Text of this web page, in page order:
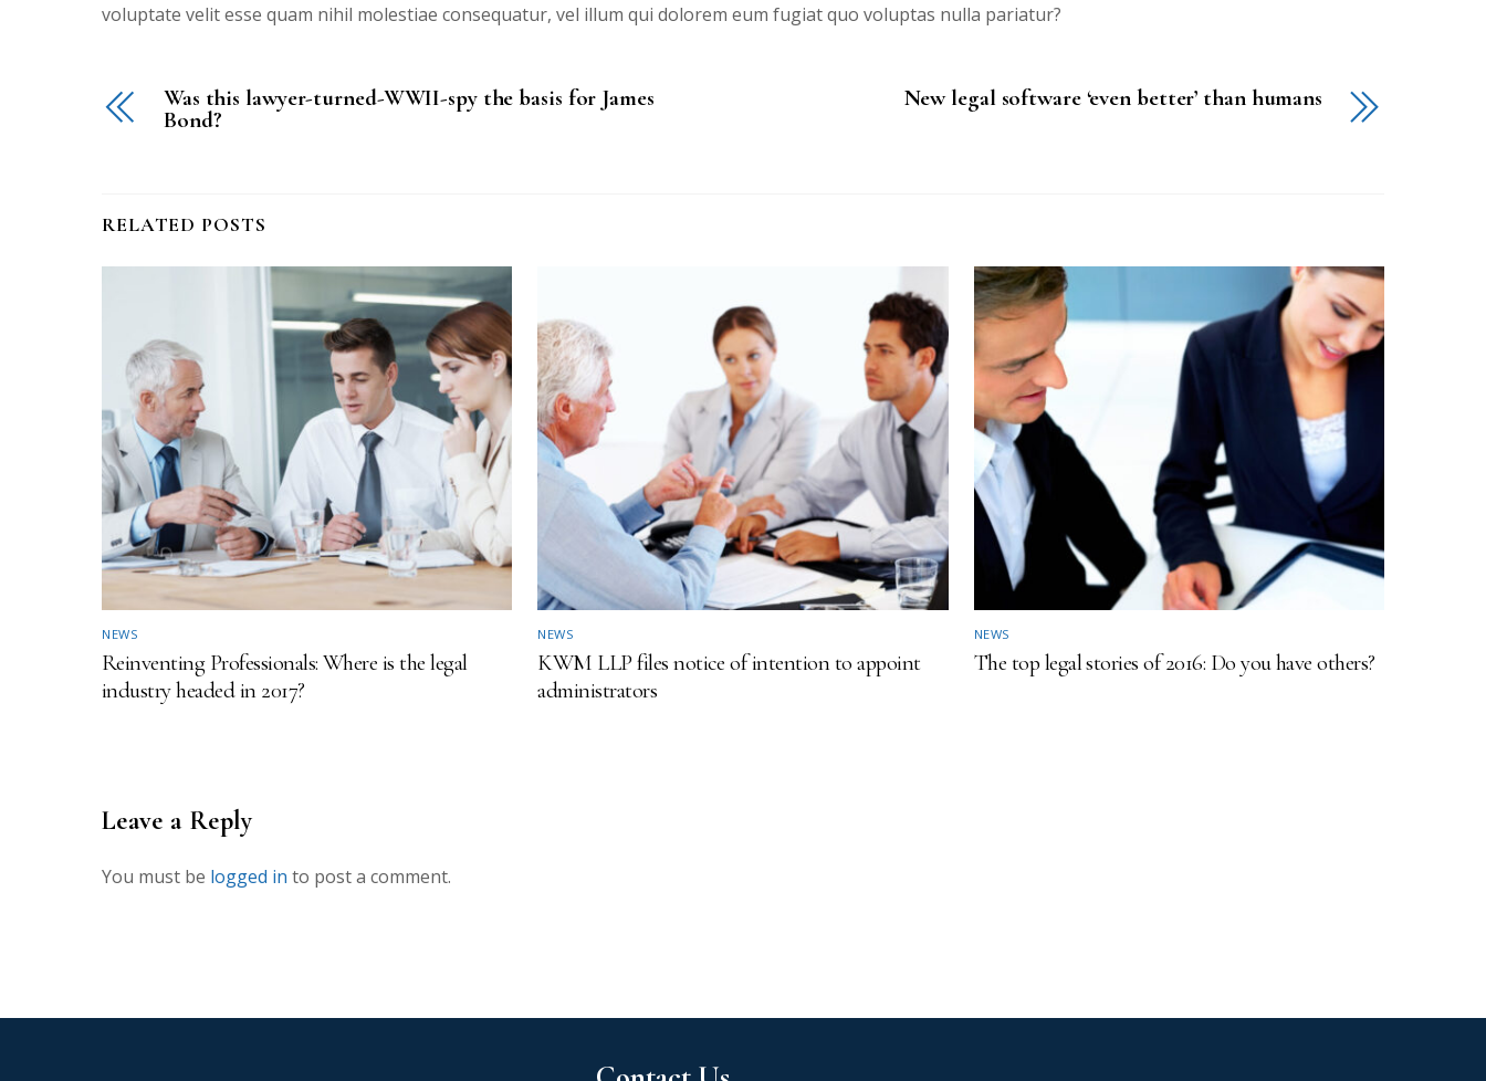
voluptate velit esse quam nihil molestiae consequatur, vel illum qui dolorem eum fugiat quo voluptas nulla pariatur?
Was this lawyer-turned-WWII-spy the basis for James
Bond?
New legal software ‘even better’ than humans
RELATED POSTS
NEWS
Reinventing Professionals: Where is the legal
industry headed in 2017?
NEWS
KWM LLP files notice of intention to appoint
administrators
NEWS
The top legal stories of 2016: Do you have others?
Leave a Reply
You must be logged in to post a comment.